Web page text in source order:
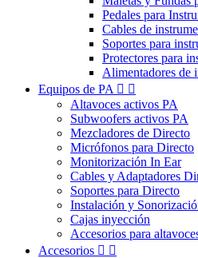
Pedales para
Cables de
Soportes para
Protectores para
Alimentadores de
Equipos de PA  
Altavoces activos PA
Subwoofers activos PA
Mezcladores de Directo
Micrófonos para Directo
Monitorización In Ear
Cables y Adaptadores
Soportes para Directo
Instalación y
Cajas inyección
Accesorios para
Accesorios  